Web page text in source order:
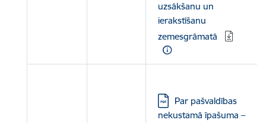
uzsākšanu un
ierakstīšanu
zemesgrāmatā
Lejupielādēt:
Par pašvaldības
nekustamā īpašuma –